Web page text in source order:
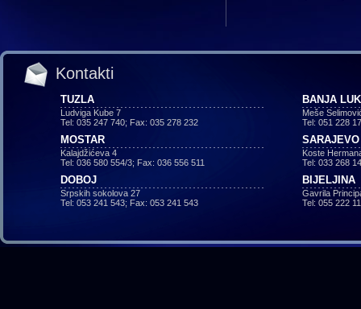
Kontakti
TUZLA
Ludviga Kube 7
Tel: 035 247 740; Fax: 035 278 232
MOSTAR
Kalajdžićeva 4
Tel: 036 580 554/3; Fax: 036 556 511
DOBOJ
Srpskih sokolova 27
Tel: 053 241 543; Fax: 053 241 543
BANJA
Meše
Tel: 051 228
SARAJEVO
Koste
Tel: 033 268
BIJELJINA
Gavrila
Tel: 055 222